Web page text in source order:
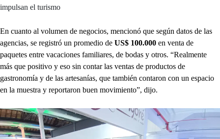
impulsan el turismo
En cuanto al volumen de negocios, mencionó que según datos de las
agencias, se registró un promedio de US$ 100.000 en venta de
paquetes entre vacaciones familiares, de bodas y otros. “Realmente
más que positivo y eso sin contar las ventas de productos de
gastronomía y de las artesanías, que también contaron con un espacio
en la muestra y reportaron buen movimiento”, dijo.